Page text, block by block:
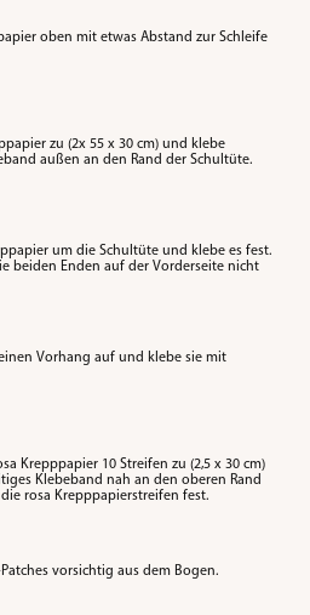
oben mit etwas Abstand zur Schleife
zu (2x 55 x 30 cm) und klebe
außen an den Rand der Schultüte.
um die Schultüte und klebe es fest.
beiden Enden auf der Vorderseite nicht
Vorhang auf und klebe sie mit
Krepppapier 10 Streifen zu (2,5 x 30 cm)
Klebeband nah an den oberen Rand
rosa Krepppapierstreifen fest.
vorsichtig aus dem Bogen.